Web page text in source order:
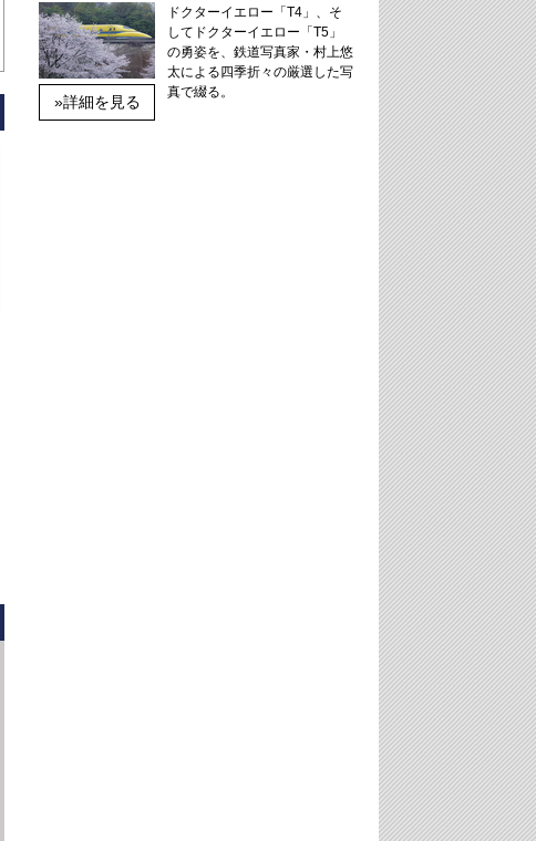
»詳細を見る
ドクターイエロー「T4」、そ
してドクターイエロー「T5」
の勇姿を、鉄道写真家・村上悠
太による四季折々の厳選した写
真で綴る。